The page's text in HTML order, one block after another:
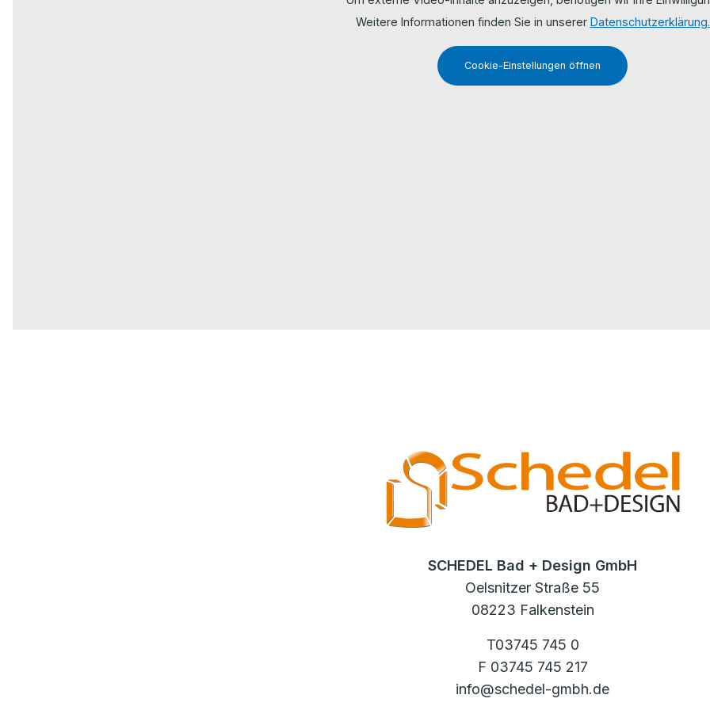
Weitere Informationen finden Sie in unserer Datenschutzerklärung.
Cookie-Einstellungen öffnen
SCHEDEL Bad + Design GmbH
Oelsnitzer Straße 55
08223 Falkenstein
T03745 745 0
F 03745 745 217
info@schedel-gmbh.de